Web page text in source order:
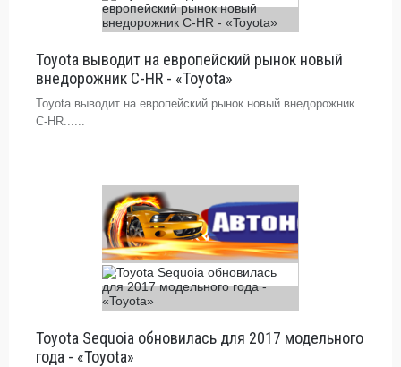
Toyota выводит на европейский рынок новый
внедорожник C-HR - «Toyota»
Toyota выводит на европейский рынок новый внедорожник
C-HR......
Toyota Sequoia обновилась для 2017 модельного
года - «Toyota»